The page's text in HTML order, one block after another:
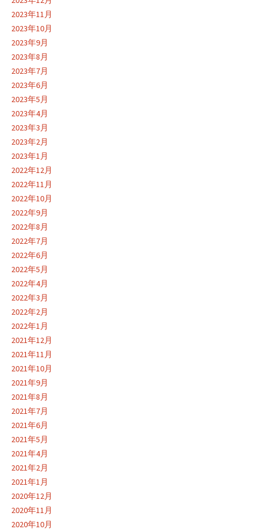
2023年11月
2023年10月
2023年9月
2023年8月
2023年7月
2023年6月
2023年5月
2023年4月
2023年3月
2023年2月
2023年1月
2022年12月
2022年11月
2022年10月
2022年9月
2022年8月
2022年7月
2022年6月
2022年5月
2022年4月
2022年3月
2022年2月
2022年1月
2021年12月
2021年11月
2021年10月
2021年9月
2021年8月
2021年7月
2021年6月
2021年5月
2021年4月
2021年2月
2021年1月
2020年12月
2020年11月
2020年10月